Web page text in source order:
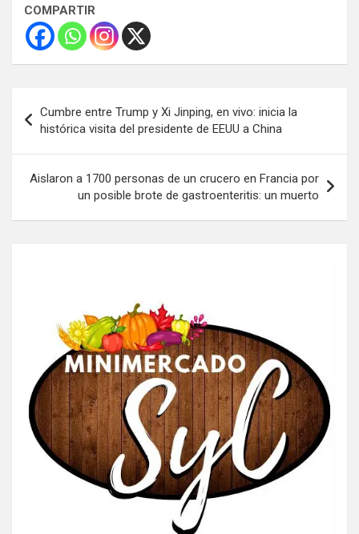
COMPARTIR
de
entradas
Cumbre entre Trump y Xi Jinping, en vivo: inicia la
histórica visita del presidente de EEUU a China
Aislaron a 1700 personas de un crucero en Francia por
un posible brote de gastroenteritis: un muerto